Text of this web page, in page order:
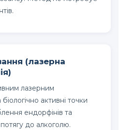
(лазерна
лазерним
активні точки
ендорфінів та
до алкоголю.